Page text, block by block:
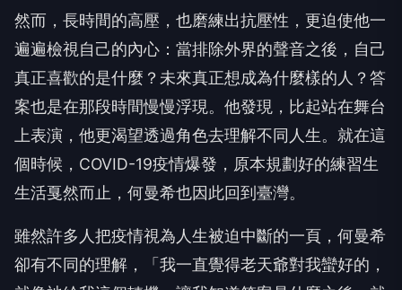
然而，長時間的高壓，也磨練出抗壓性，更迫使他一
遍遍檢視自己的內心：當排除外界的聲音之後，自己
真正喜歡的是什麼？未來真正想成為什麼樣的人？答
案也是在那段時間慢慢浮現。他發現，比起站在舞台
上表演，他更渴望透過角色去理解不同人生。就在這
個時候，COVID-19疫情爆發，原本規劃好的練習生
生活戛然而止，何曼希也因此回到臺灣。
雖然許多人把疫情視為人生被迫中斷的一頁，何曼希
卻有不同的理解，「我一直覺得老天爺對我蠻好的，